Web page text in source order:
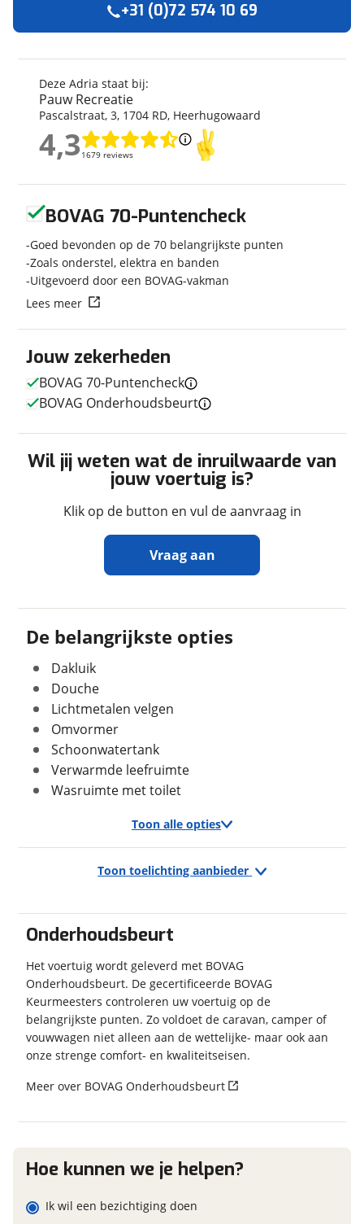
Merk
Adria
Model
Altea
Uitvoering
Bouwjaar
Modeljaar
2026
Carrosserievorm
Caravan
Nieuw of occasion
Nieuw
Afmetingen en gewicht
Breedte
Maximaal toelaatbaar
gewicht
In- en exterieur
Eindkeuken
Sanitairindeling
Hoekopstelling
2
Fransbed
Wandsoort
Glad
Kleur
Geschiedenis
Voertuig heeft
schadeverleden
Prijs
€ 27.550,-
BTW/marge
Garanties
BOVAG Garantie
Fabrieksgarantie van
toepassing
Onderhoudsbeurt
Het voertuig wordt geleverd met BOVAG
Onderhoudsbeurt. De gecertificeerde BOVAG
Keurmeesters controleren uw voertuig op de
belangrijkste punten. Zo voldoet de caravan, camper of
vouwwagen niet alleen aan de wettelijke- maar ook aan
onze strenge comfort- en kwaliteitseisen.
Meer over BOVAG Onderhoudsbeurt
De belangrijkste opties
Dakluik
Douche
Lichtmetalen velgen
Omvormer
Schoonwatertank
Verwarmde leefruimte
Wasruimte met toilet
Toon alle opties
Exterieur/Interieur
Combicassettes
Dakluik
Dakluik groot
Dakluik heki
Hagelbestendig dak
Hordeur
Indirecte verlichting
Leeslampjes
Lichtmetalen velgen
Keuken
Gascomfoor Aantal pitten 3
Vriesvak
Toon toelichting aanbieder
Deze Adria staat bij:
Pauw Recreatie
Pascalstraat, 3, 1704 RD, Heerhugowaard
4,3 1679 reviews
4,31679 reviews
+31 (0)72 574 10 69
Jouw zekerheden
BOVAG 70-Puntencheck
BOVAG Onderhoudsbeurt
Wil jij weten wat de inruilwaarde van
jouw voertuig is?
Klik op de button en vul de aanvraag in
Vraag aan
Ontvang gratis jouw
inruilwaarde!
Pauw Recreatie
jouw inruilwaarde te bepalen.
Jouw kampeervoertuig
Kies je voertuig:
Camper
Caravan
Kenteken (optioneel)
Merk, model en type
Eventuele bijzonderheden (optioneel)
Foto's
Naam
BOVAG 70-Puntencheck
Goed bevonden op de 70 belangrijkste punten
Zoals onderstel, elektra en banden
Uitgevoerd door een BOVAG-vakman
Lees meer
Hoe kunnen we je helpen?
Ik wil een bezichtiging doen